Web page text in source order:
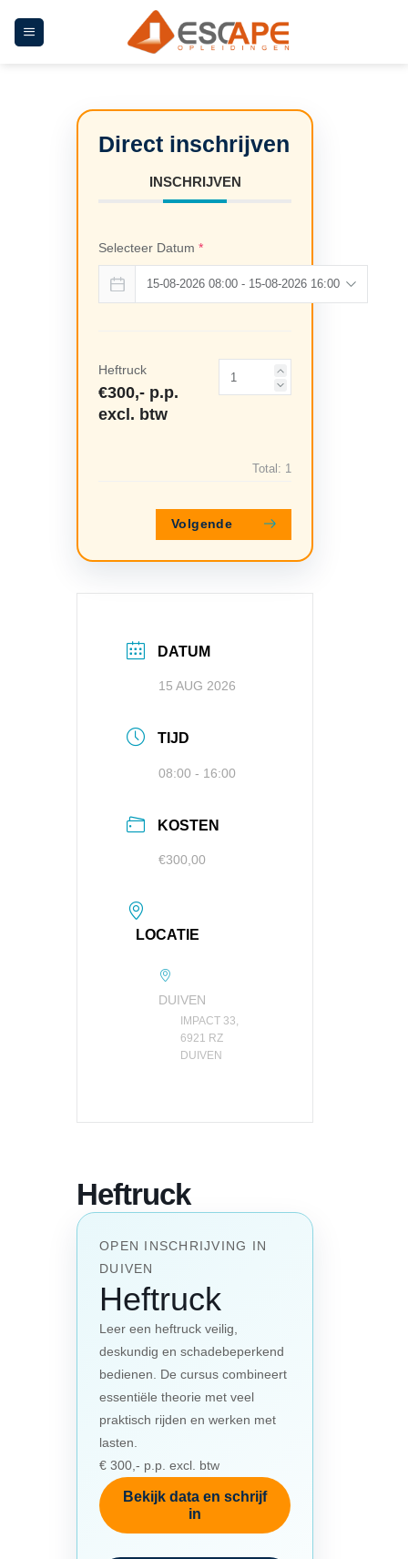
naar
Heftruck
OPEN INSCHRIJVING IN
DUIVEN
Heftruck
Leer een heftruck veilig,
deskundig en schadebeperkend
bedienen. De cursus combineert
essentiële theorie met veel
praktisch rijden en werken met
lasten.
€ 300,- p.p. excl. btw
Bekijk data en schrijf
in
DATUM
15 AUG 2026
TIJD
08:00 - 16:00
KOSTEN
€300,00
LOCATIE
DUIVEN
IMPACT 33,
6921 RZ
DUIVEN
INSCHRIJVEN
Selecteer Datum *
Heftruck
€300,- p.p.
excl. btw
Total: 1
Volgende